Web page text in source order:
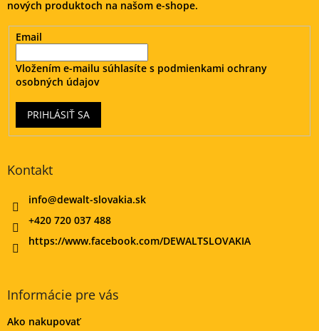
nových produktoch na našom e-shope.
Email
Vložením e-mailu súhlasíte s podmienkami ochrany
osobných údajov
PRIHLÁSIŤ SA
Kontakt
info@dewalt-slovakia.sk
+420 720 037 488
https://www.facebook.com/DEWALTSLOVAKIA
Informácie pre vás
Ako nakupovať